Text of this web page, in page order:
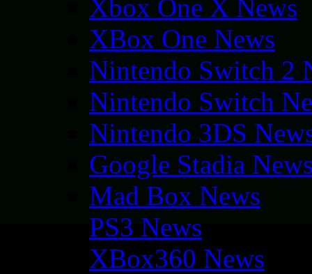
Xbox One X News
XBox One News
Nintendo Switch 2
Nintendo Switch
Nintendo 3DS
Google Stadia
Mad Box News
PS3 News
XBox360 News